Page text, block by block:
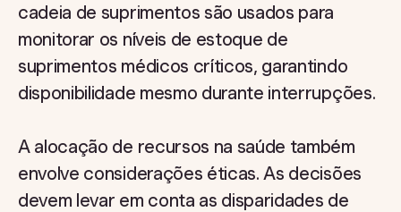
cadeia de suprimentos são usados para
monitorar os níveis de estoque de
suprimentos médicos críticos, garantindo
disponibilidade mesmo durante interrupções.
A alocação de recursos na saúde também
envolve considerações éticas. As decisões
devem levar em conta as disparidades de